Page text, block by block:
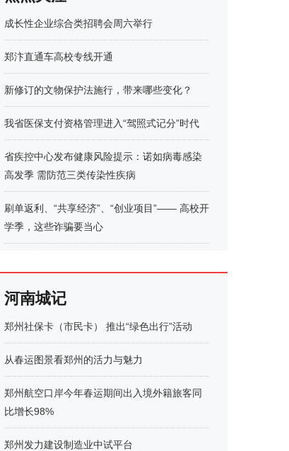
成长性企业综合类招聘会周六举行
郑汴直通车高校专线开通
新修订的文物保护法施行，带来哪些变化？
我省医保支付资格管理进入“驾照式记分”时代
省疾控中心发布健康风险提示：诺如病毒感染
高发季 需防范三类传染性疾病
刷单返利、“共享经济”、“创业项目”—— 高校开
学季，这些诈骗要当心
河南城记
郑州社保卡（市民卡） 推出“绿色出行”活动
从春运图景看郑州的活力与魅力
郑州航空口岸今年春运期间出入境外籍旅客同
比增长98%
郑州发力建设制造业中试平台